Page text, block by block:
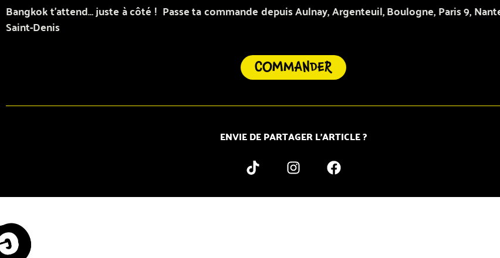
Bangkok t’attend… juste à côté ! Passe ta commande depuis Aulnay, Argenteuil, Boulogne, Paris 9,
Saint-Denis
COMMANDER
ENVIE DE PARTAGER L’ARTICLE ?